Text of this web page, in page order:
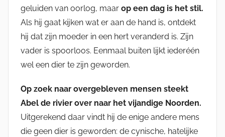
geluiden van oorlog, maar op een dag is het stil.
Als hij gaat kijken wat er aan de hand is, ontdekt
hij dat zijn moeder in een hert veranderd is. Zijn
vader is spoorloos. Eenmaal buiten lijkt iederéén
wel een dier te zijn geworden.
Op zoek naar overgebleven mensen steekt
Abel de rivier over naar het vijandige Noorden.
Uitgerekend daar vindt hij de enige andere mens
die geen dier is geworden: de cynische, hatelijke